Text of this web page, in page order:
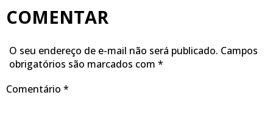
COMENTAR
O seu endereço de e-mail não será publicado. Campos
obrigatórios são marcados com *
Comentário *